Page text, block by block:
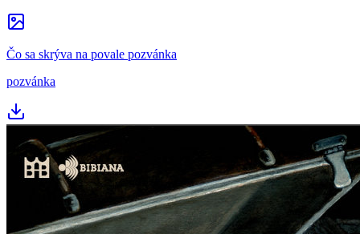
Čo sa skrýva na povale pozvánka
pozvánka